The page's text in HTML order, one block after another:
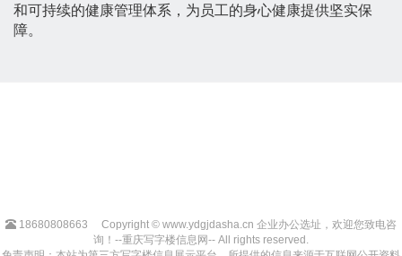
和可持续的健康管理体系，为员工的身心健康提供坚实保
障。
18680808663
Copyright © www.ydgjdasha.cn 企业办公选址，欢迎您致电咨
询！--重庆写字楼信息网-- All rights reserved.